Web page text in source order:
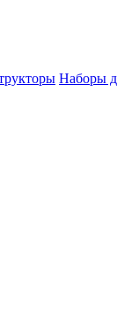
Наборы